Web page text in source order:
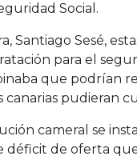
Social.
Santiago Sesé,
para el
que podrían
canarias
cameral se
de oferta